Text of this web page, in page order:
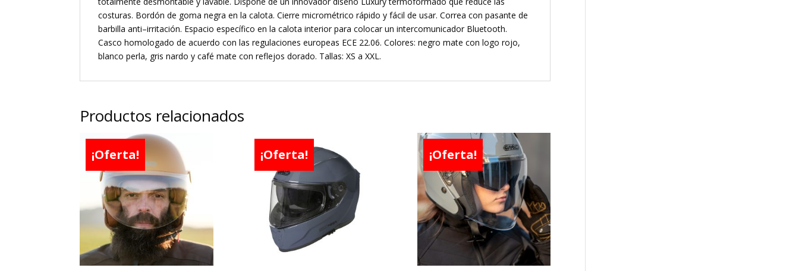
costuras. Bordón de goma negra en la calota. Cierre micrométrico rápido y fácil de usar. Correa con pasante de
barbilla anti–irritación. Espacio específico en la calota interior para colocar un intercomunicador Bluetooth.
Casco homologado de acuerdo con las regulaciones europeas ECE 22.06. Colores: negro mate con logo rojo,
blanco perla, gris nardo y café mate con reflejos dorado. Tallas: XS a XXL.
Productos relacionados
¡Oferta! ¡Oferta! ¡Oferta!